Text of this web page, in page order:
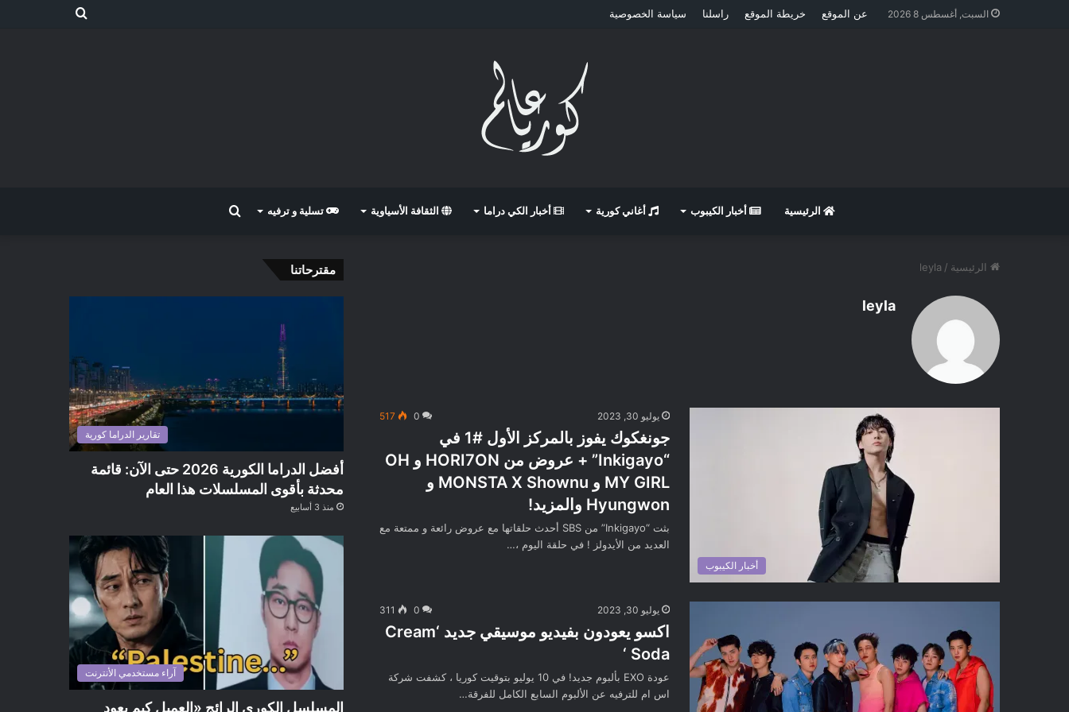
السبت, أغسطس 8 2026 عن الموقع خريطة الموقع راسلنا سياسة الخصوصية
الرئيسية أخبار الكيبوب أغاني كورية أخبار الكي دراما الثقافة الأسياوية تسلية و ترفيه
الرئيسية /
leyla
leyla
أخبار الكيبوب
يوليو 30, 2023 0
517
جونغكوك يفوز بالمركز الأول #1 في
“Inkigayo” + عروض من HORI7ON و OH
MY GIRL و MONSTA X Shownu و
Hyungwon والمزيد!
بثت “Inkigayo” من SBS أحدث حلقاتها مع عروض رائعة و ممتعة مع
العديد من الأيدولز ! في حلقة اليوم ،…
يوليو 30, 2023 0
311
اكسو يعودون بفيديو موسيقي جديد ‘Cream
Soda ‘
عودة EXO بألبوم جديد! في 10 يوليو بتوقيت كوريا ، كشفت شركة
اس ام للترفيه عن الألبوم السابع الكامل للفرقة…
مقترحاتنا
تقارير الدراما كورية
أفضل الدراما الكورية 2026 حتى الآن: قائمة
محدثة بأقوى المسلسلات هذا العام
منذ 3 أسابيع
آراء مستخدمي الأنترنت
المسلسل الكوري الرائج «العميل كيم يعود